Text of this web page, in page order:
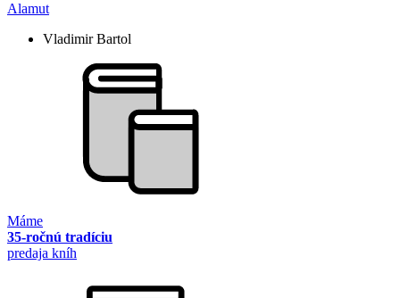
Alamut
Vladimir Bartol
Máme
35-ročnú tradíciu
predaja kníh